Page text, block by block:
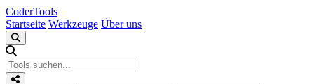
CoderTools
Startseite Werkzeuge Über uns